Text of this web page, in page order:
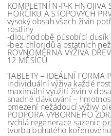
KOMPLETNÍ N-P-K
HOŘČÍKU A STOPOVÝCH
vysoký obsah všech živin
rostliny
-dlouhodobě působící dusík
-bez chloridů a ostatních
ROVNOMĚRNÁ VÝŽIVA
12 MĚSÍCŮ
TABLETY – IDEÁLNÍ FORMA
individuální výživa každé
maximální využití živin v
snadné dávkování –
omezení nežádoucí výživy
PODPORA VÝBORNÉHO
rychlá regenerace sazenic
tvorba bohatého